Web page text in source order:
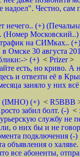
Честно,
нечего.. (+)
(Номер
на СИМках.. (+)
30 августа
> (+) < Prizer>
есть, но криво. А
и отвезти её в
заняло у них
(IMHO) (+) < R5BBB
забил болт. (-) <
службу не
о них бы и не
подключения (-)
объявления о
все абоненты,